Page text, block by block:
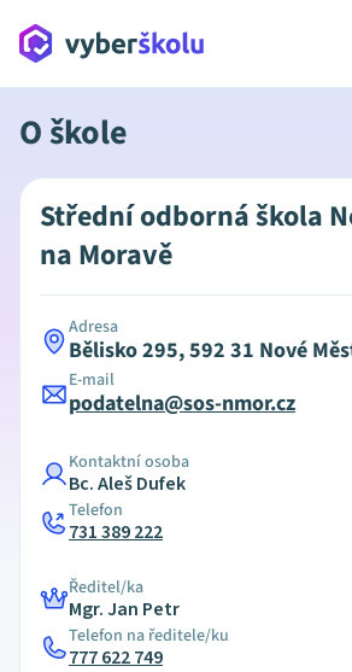
O škole
Střední odborná škola
na Moravě
Adresa
Bělisko 295, 592 31 Nové
E-mail
podatelna@sos-nmor.cz
Kontaktní osoba
Bc. Aleš Dufek
Telefon
731 389 222
Ředitel/ka
Mgr. Jan Petr
Telefon na ředitele/ku
777 622 749